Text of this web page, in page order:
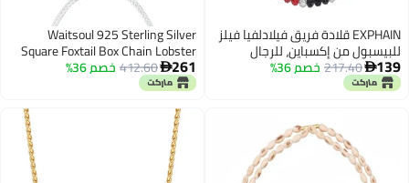
EXPHAIN قلادة فريق فيلادلفيا فيلز
للبيسبول من إكسباين، للرجال
والنساء، مستوحاة من لاعبي
البيسبول، قلادة مطرزة بأحجار الراين،
البيسبول، 20 بوصة، مرصعة بأحجار
139
217.40خصم 36%
Waitsoul 925 Sterling Silver
Square Foxtail Box Chain Lobster
Clasp 2mm Silver Franco Chain for
Men Women Silver Necklace Chain
261
412.60خصم 36%